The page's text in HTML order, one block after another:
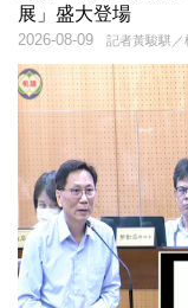
展」盛大登場
記者黃駿騏／
2026-08-09